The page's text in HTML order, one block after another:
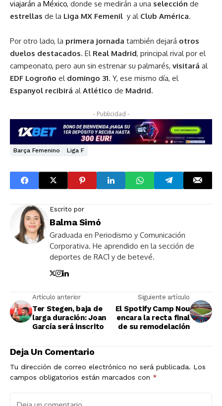
viajarán a México, donde se medirán a una selección de
estrellas de la Liga MX Femenil y al Club América.
Por otro lado, la primera jornada también dejará otros
duelos destacados. El Real Madrid, principal rival por el
campeonato, pero aun sin estrenar su palmarés, visitará al
EDF Logroño eldomingo 31. Y, ese mismo día, el
Espanyol recibirá alAtlético de Madrid.
- Publicidad -
Barça Femenino Liga F
Escrito por
Balma Simó
Graduada en Periodismo y Comunicación
Corporativa. He aprendido en la sección de
deportes de RAC1 y de betevé.
Artículo anterior
Ter Stegen, baja de
larga duración: Joan
García será inscrito
Siguiente artículo
El Spotify Camp Nou
encara la recta final
de su remodelación
Deja Un Comentario
Tu dirección de correo electrónico no será publicada. Los
campos obligatorios están marcados con *